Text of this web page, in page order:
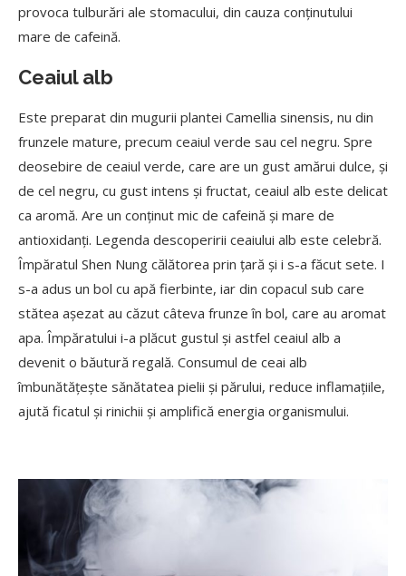
provoca tulburări ale stomacului, din cauza conținutului
mare de cafeină.
Ceaiul alb
Este preparat din mugurii plantei Camellia sinensis, nu din
frunzele mature, precum ceaiul verde sau cel negru. Spre
deosebire de ceaiul verde, care are un gust amărui dulce, și
de cel negru, cu gust intens și fructat, ceaiul alb este delicat
ca aromă. Are un conținut mic de cafeină și mare de
antioxidanți. Legenda descoperirii ceaiului alb este celebră.
Împăratul Shen Nung călătorea prin țară și i s-a făcut sete. I
s-a adus un bol cu apă fierbinte, iar din copacul sub care
stătea așezat au căzut câteva frunze în bol, care au aromat
apa. Împăratului i-a plăcut gustul și astfel ceaiul alb a
devenit o băutură regală. Consumul de ceai alb
îmbunătățește sănătatea pielii și părului, reduce inflamațiile,
ajută ficatul și rinichii și amplifică energia organismului.